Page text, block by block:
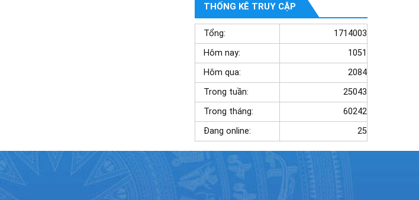
THỐNG KÊ TRUY CẬP
Tổng:
1714003
Hôm nay:
1051
Hôm qua:
2084
Trong tuần:
25043
Trong tháng:
60242
Đang online:
25